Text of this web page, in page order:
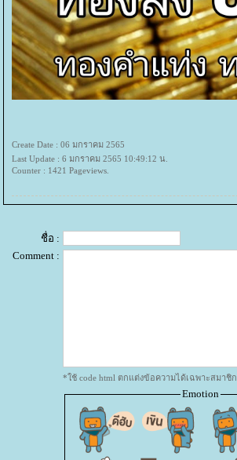
Create Date : 06 มกราคม 2565
Last Update : 6 มกราคม 2565 10:49:12 น.
Counter : 1421 Pageviews.
ชื่อ :
Comment :
*ใช้ code html ตกแต่งข้อความได้เฉพาะสมาชิก
Emotion